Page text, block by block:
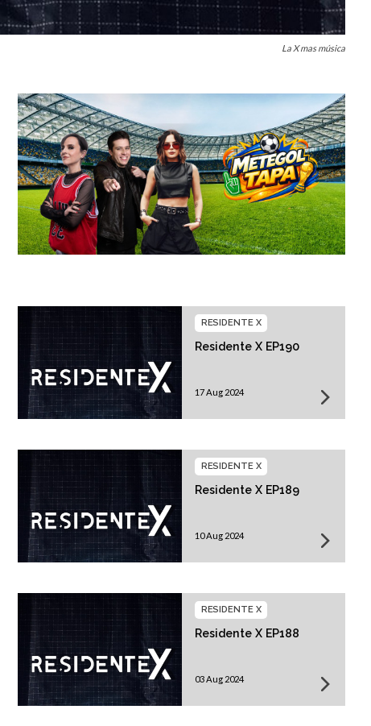
La X mas música
Residente X EP190
RESIDENTE X
17 Aug 2024
Residente X EP189
RESIDENTE X
10 Aug 2024
Residente X EP188
RESIDENTE X
03 Aug 2024